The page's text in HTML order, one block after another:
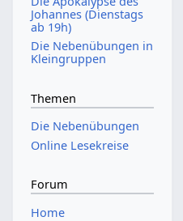
Johannes (Dienstags
ab 19h)
Die Nebenübungen in
Kleingruppen
Themen
Die Nebenübungen
Online Lesekreise
Forum
Home